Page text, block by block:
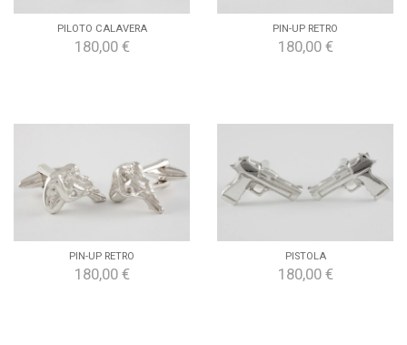
PILOTO CALAVERA
180,00 €
PIN-UP RETRO
180,00 €
PIN-UP RETRO
180,00 €
PISTOLA
180,00 €